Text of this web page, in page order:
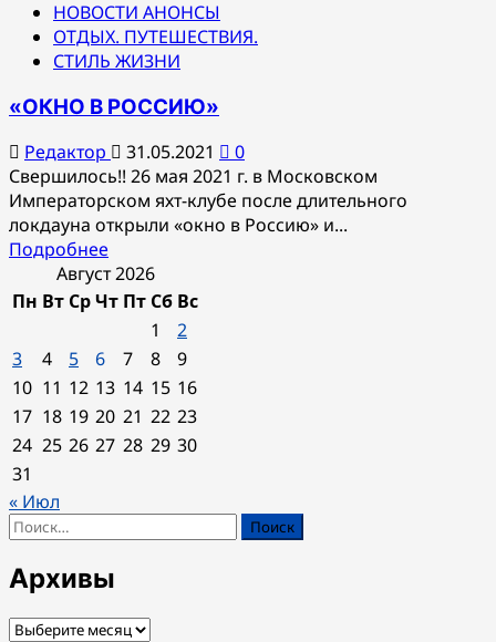
НОВОСТИ АНОНСЫ
ОТДЫХ. ПУТЕШЕСТВИЯ.
СТИЛЬ ЖИЗНИ
«ОКНО В РОССИЮ»
Редактор 31.05.2021
0
Свершилось!! 26 мая 2021 г. в Московском
Императорском яхт-клубе после длительного
локдауна открыли «окно в Россию» и...
Подробнее
больше
о
«ОКНО
РОССИЮ»
Август 2026
Пн Вт СрЧт Пт Сб Вс
1
2
3
4 5 6 7 8
9
10 11 12 13 14 15 16
17 18 19 20 21 22 23
24 25 26 27 28 29 30
31
« Июл
Найти:
Архивы
Архивы